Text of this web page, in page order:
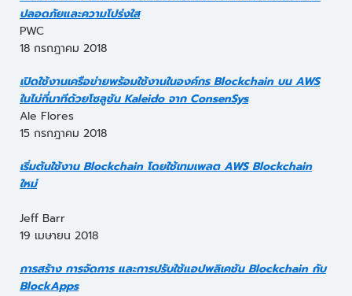
ปลอดภัยและความโปร่งใส
PWC
18 กรกฎาคม 2018
เปิดใช้งานเครือข่ายพร้อมใช้งานในองค์กร Blockchain บน AWS
ในไม่กี่นาทีด้วยโซลูชัน Kaleido จาก ConsenSys
Ale Flores
15 กรกฎาคม 2018
เริ่มต้นใช้งาน Blockchain โดยใช้เทมเพลต AWS Blockchain
ใหม่
Jeff Barr
19 เมษายน 2018
การสร้าง การจัดการ และการปรับใช้แอปพลิเคชัน Blockchain กับ
BlockApps